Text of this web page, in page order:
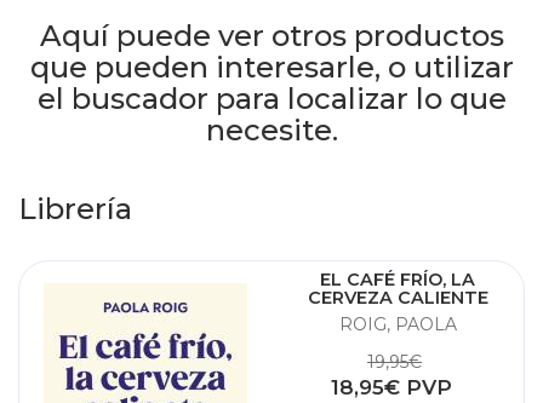
Aquí puede ver otros productos
que pueden interesarle, o utilizar
el buscador para localizar lo que
necesite.
Librería
EL CAFÉ FRÍO, LA
CERVEZA CALIENTE
ROIG, PAOLA
19,95€
18,95€ PVP